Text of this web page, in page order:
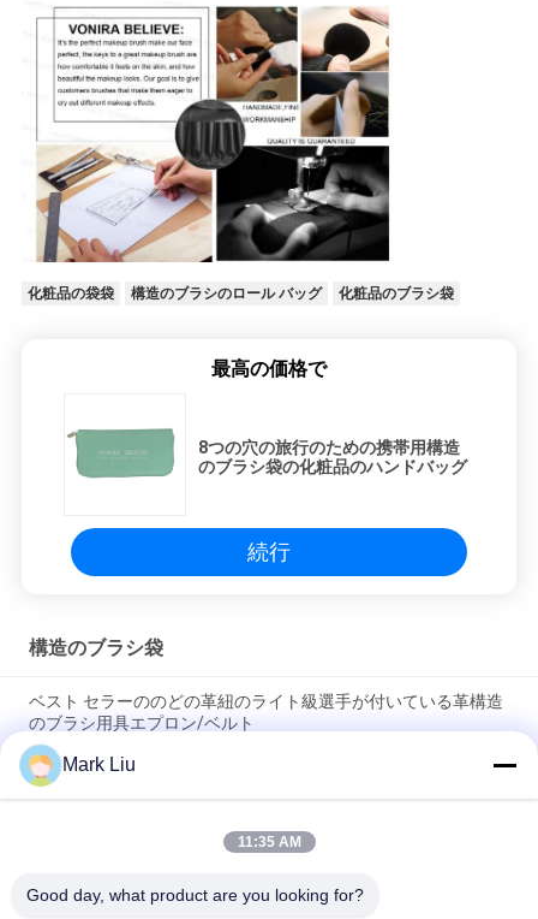
化粧品の袋袋 構造のブラシのロール バッグ 化粧品のブラシ袋
最高の価格で
8つの穴の旅行のための携帯用構造
のブラシ袋の化粧品のハンドバッグ
続行
構造のブラシ袋
ベスト セラーののどの革紐のライト級選手が付いている革構造
のブラシ用具エプロン/ベルト
PUの筆箱の袋の波の縞のジッパーの閉鎖旅行化粧品の構造袋の
かわいいペンの文房具のホールダー
専門の構造のブラシ ロール袋の洗面用品のホールダーのペンの
Mark Liu
11:35 AM
Good day, what product are you looking for?